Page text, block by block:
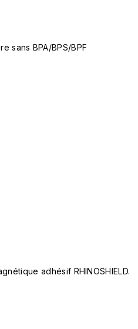
sans BPA/BPS/BPF
adhésif RHINOSHIELD.